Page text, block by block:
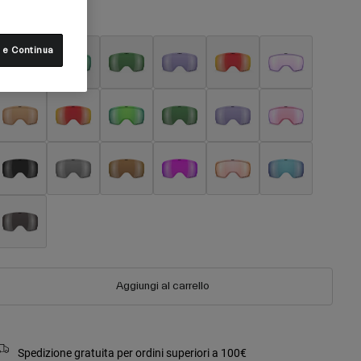
Aggiungi al carrello
Spedizione gratuita per ordini superiori a 100€
Continua